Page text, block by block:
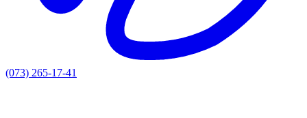
(073) 265-17-41